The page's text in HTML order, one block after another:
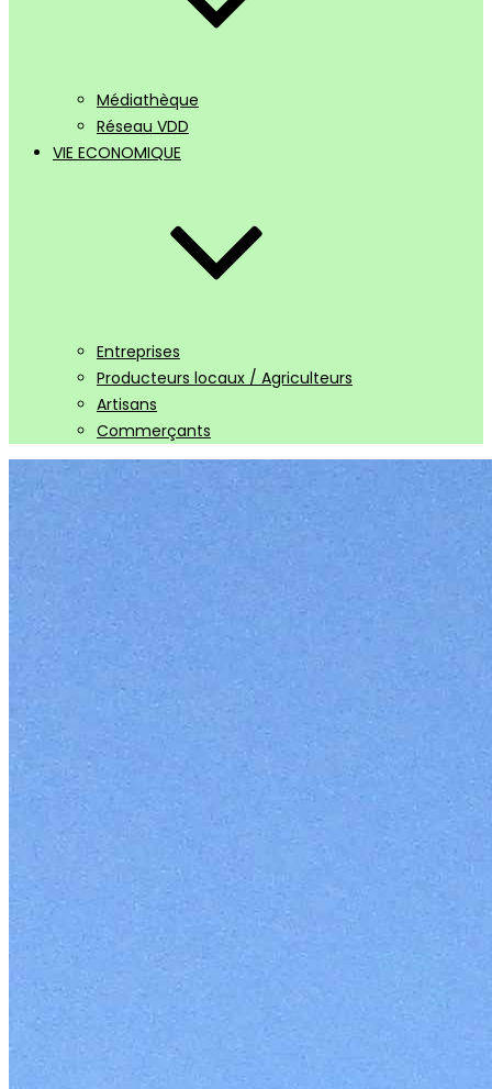
Médiathèque
Réseau VDD
VIE ECONOMIQUE
Entreprises
Producteurs locaux / Agriculteurs
Artisans
Commerçants